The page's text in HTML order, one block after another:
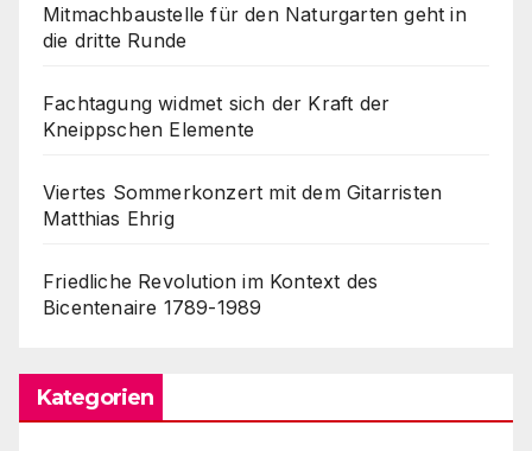
Mitmachbaustelle für den Naturgarten geht in
die dritte Runde
Fachtagung widmet sich der Kraft der
Kneippschen Elemente
Viertes Sommerkonzert mit dem Gitarristen
Matthias Ehrig
Friedliche Revolution im Kontext des
Bicentenaire 1789-1989
Kategorien